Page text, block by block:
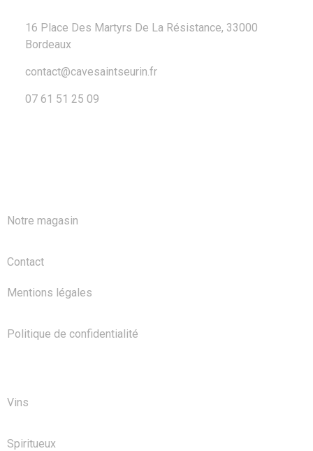
16 Place Des Martyrs De La Résistance, 33000
Bordeaux
contact@cavesaintseurin.fr
07 61 51 25 09
Notre magasin
Contact
Mentions légales
Politique de confidentialité
Vins
Spiritueux